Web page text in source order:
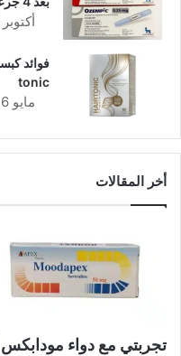
أكتوبر 16, 2021
tonic
مايو 6, 2022
أخر المقالات
تجربتي مع دواء مودابكس |